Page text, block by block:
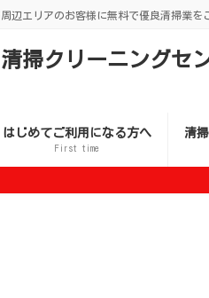
辺エリアのお客様に無料で優良清掃業を
掃クリーニングセ
はじめてご利用になる方へ
First time
清